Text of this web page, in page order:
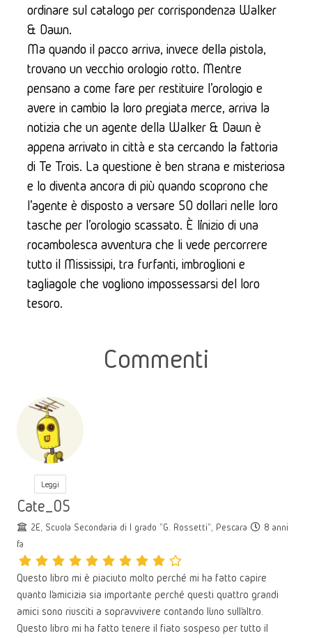
ordinare sul catalogo per corrispondenza Walker
& Dawn.
Ma quando il pacco arriva, invece della pistola,
trovano un vecchio orologio rotto. Mentre
pensano a come fare per restituire l'orologio e
avere in cambio la loro pregiata merce, arriva la
notizia che un agente della Walker & Dawn è
appena arrivato in città e sta cercando la fattoria
di Te Trois. La questione è ben strana e misteriosa
e lo diventa ancora di più quando scoprono che
l'agente è disposto a versare 50 dollari nelle loro
tasche per l'orologio scassato. È l’inizio di una
rocambolesca avventura che li vede percorrere
tutto il Mississipi, tra furfanti, imbroglioni e
tagliagole che vogliono impossessarsi del loro
tesoro.
Commenti
Leggi
Cate_05
2E, Scuola Secondaria di I grado "G. Rossetti", Pescara
8 anni
fa
Questo libro mi è piaciuto molto perché mi ha fatto capire
quanto l’amicizia sia importante perché questi quattro grandi
amici sono riusciti a sopravvivere contando l’uno sull’altro.
Questo libro mi ha fatto tenere il fiato sospeso per tutto il